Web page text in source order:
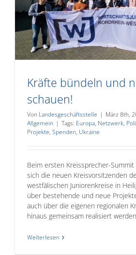
Kräfte bündeln und
schauen!
Von Landesgeschäftsstelle | März 8th,
Allgemein | Tags: Europa, Netzwerk,
Projekte, Spenden, Ukraine
Beim ersten Kreissprecher-Summit
sich die neuen Kreisvorsitzenden
westfälischen Juniorenkreise in
über bestehende und neue
auch über die eigenen regionalen
hinaus gemeinsam realisiert
Weiterlesen